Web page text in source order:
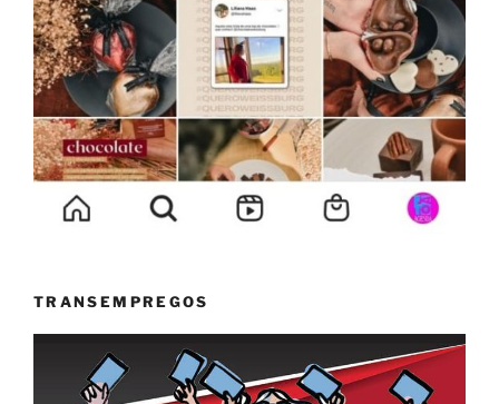
TRANSEMPREGOS